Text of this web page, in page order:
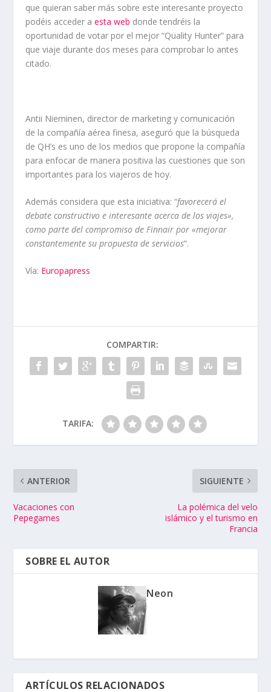
que quieran saber más sobre este interesante proyecto
podéis acceder aesta web donde tendréis la
oportunidad de votar por el mejor “Quality Hunter” para
que viaje durante dos meses para comprobar lo antes
citado.
Antii Nieminen, director de marketing y comunicación
de la compañía aérea finesa, aseguró que la búsqueda
de QH’s es uno de los medios que propone la compañía
para enfocar de manera positiva las cuestiones que son
importantes para los viajeros de hoy.
Además considera que esta iniciativa: “favorecerá el
debate constructivo e interesante acerca de los viajes»,
como parte del compromiso de Finnair por «mejorar
constantemente su propuesta de servicios”.
Vía: Europapress
COMPARTIR:
TARIFA:
ANTERIOR
Vacaciones con
Pepegames
SIGUIENTE
La polémica del velo
islámico y el turismo en
Francia
SOBRE EL AUTOR
Neon
ARTÍCULOS RELACIONADOS